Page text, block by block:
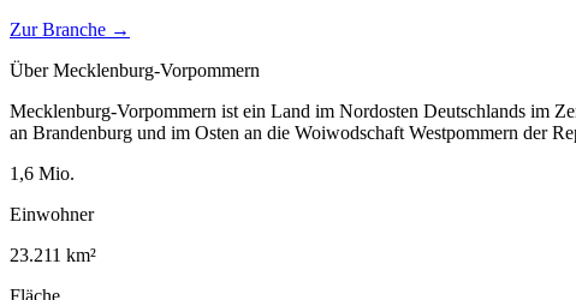
Zur Branche →
ÜberMecklenburg-Vorpommern
Mecklenburg-Vorpommern ist ein Land im Nordosten Deutschlands im
an Brandenburg und im Osten an die Woiwodschaft Westpommern der
1,6 Mio.
Einwohner
23.211 km²
Fläche